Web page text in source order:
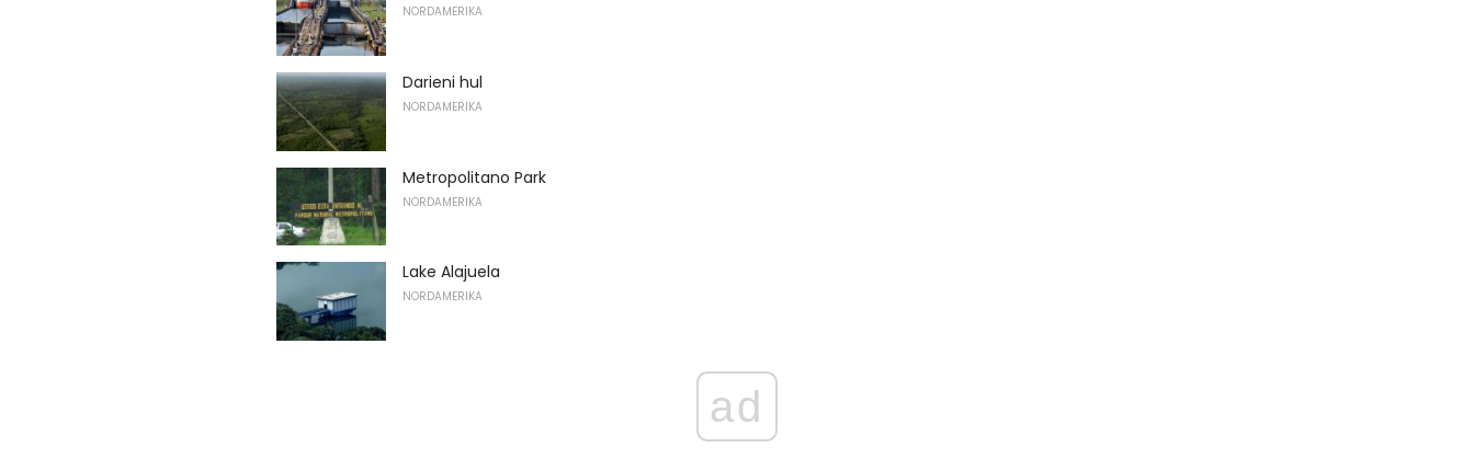
NORDAMERIKA
Darieni hul
NORDAMERIKA
Metropolitano Park
NORDAMERIKA
Lake Alajuela
NORDAMERIKA
ad